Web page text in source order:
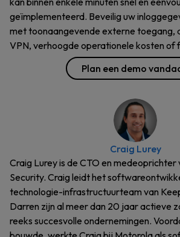
geïmplementeerd. Beveilig uw
met toonaangevende externe toegang,
VPN, verhoogde operationele kosten of
Plan een demo
Craig Lurey
Craig Lurey is de CTO en medeoprichter
Security. Craig leidt het
technologie-infrastructuurteam van
Darren zijn al meer dan 20 jaar actieve
reeks succesvolle ondernemingen.